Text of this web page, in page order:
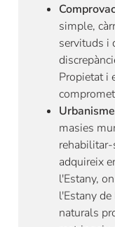
simple,
servituds i
Propietat i
masies
adquireix
l'Estany,
l'Estany
naturals